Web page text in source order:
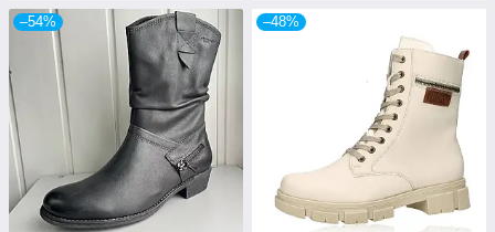
–54% –48%